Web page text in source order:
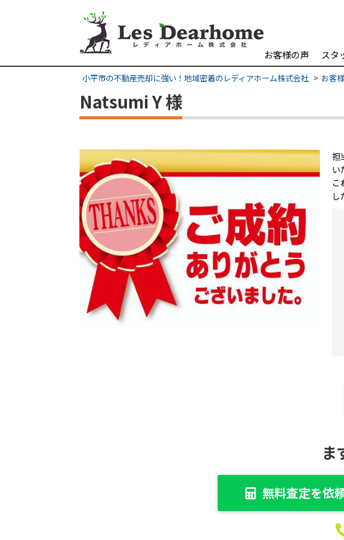
お客様の声 スタ
小平市の不動産売却に強い！地域密着のレディアホーム株式会社 お客
Natsumi Y 様
担
い
こ
し
ま
無料査定を依